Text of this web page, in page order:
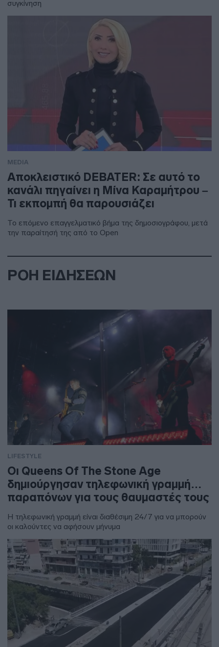
συγκίνηση
MEDIA
Αποκλειστικό DEBATER: Σε αυτό το
κανάλι πηγαίνει η Μίνα Καραμήτρου –
Τι εκπομπή θα παρουσιάζει
Το επόμενο επαγγελματικό βήμα της δημοσιογράφου, μετά
την παραίτησή της από το Open
ΡΟΗ ΕΙΔΗΣΕΩΝ
LIFESTYLE
Οι Queens Of The Stone Age
δημιούργησαν τηλεφωνική γραμμή…
παραπόνων για τους θαυμαστές τους
Η τηλεφωνική γραμμή είναι διαθέσιμη 24/7 για να μπορούν
οι καλούντες να αφήσουν μήνυμα